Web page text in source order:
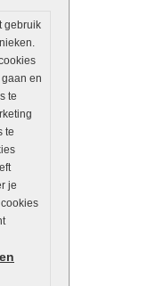
gebruik
en
te
te
je